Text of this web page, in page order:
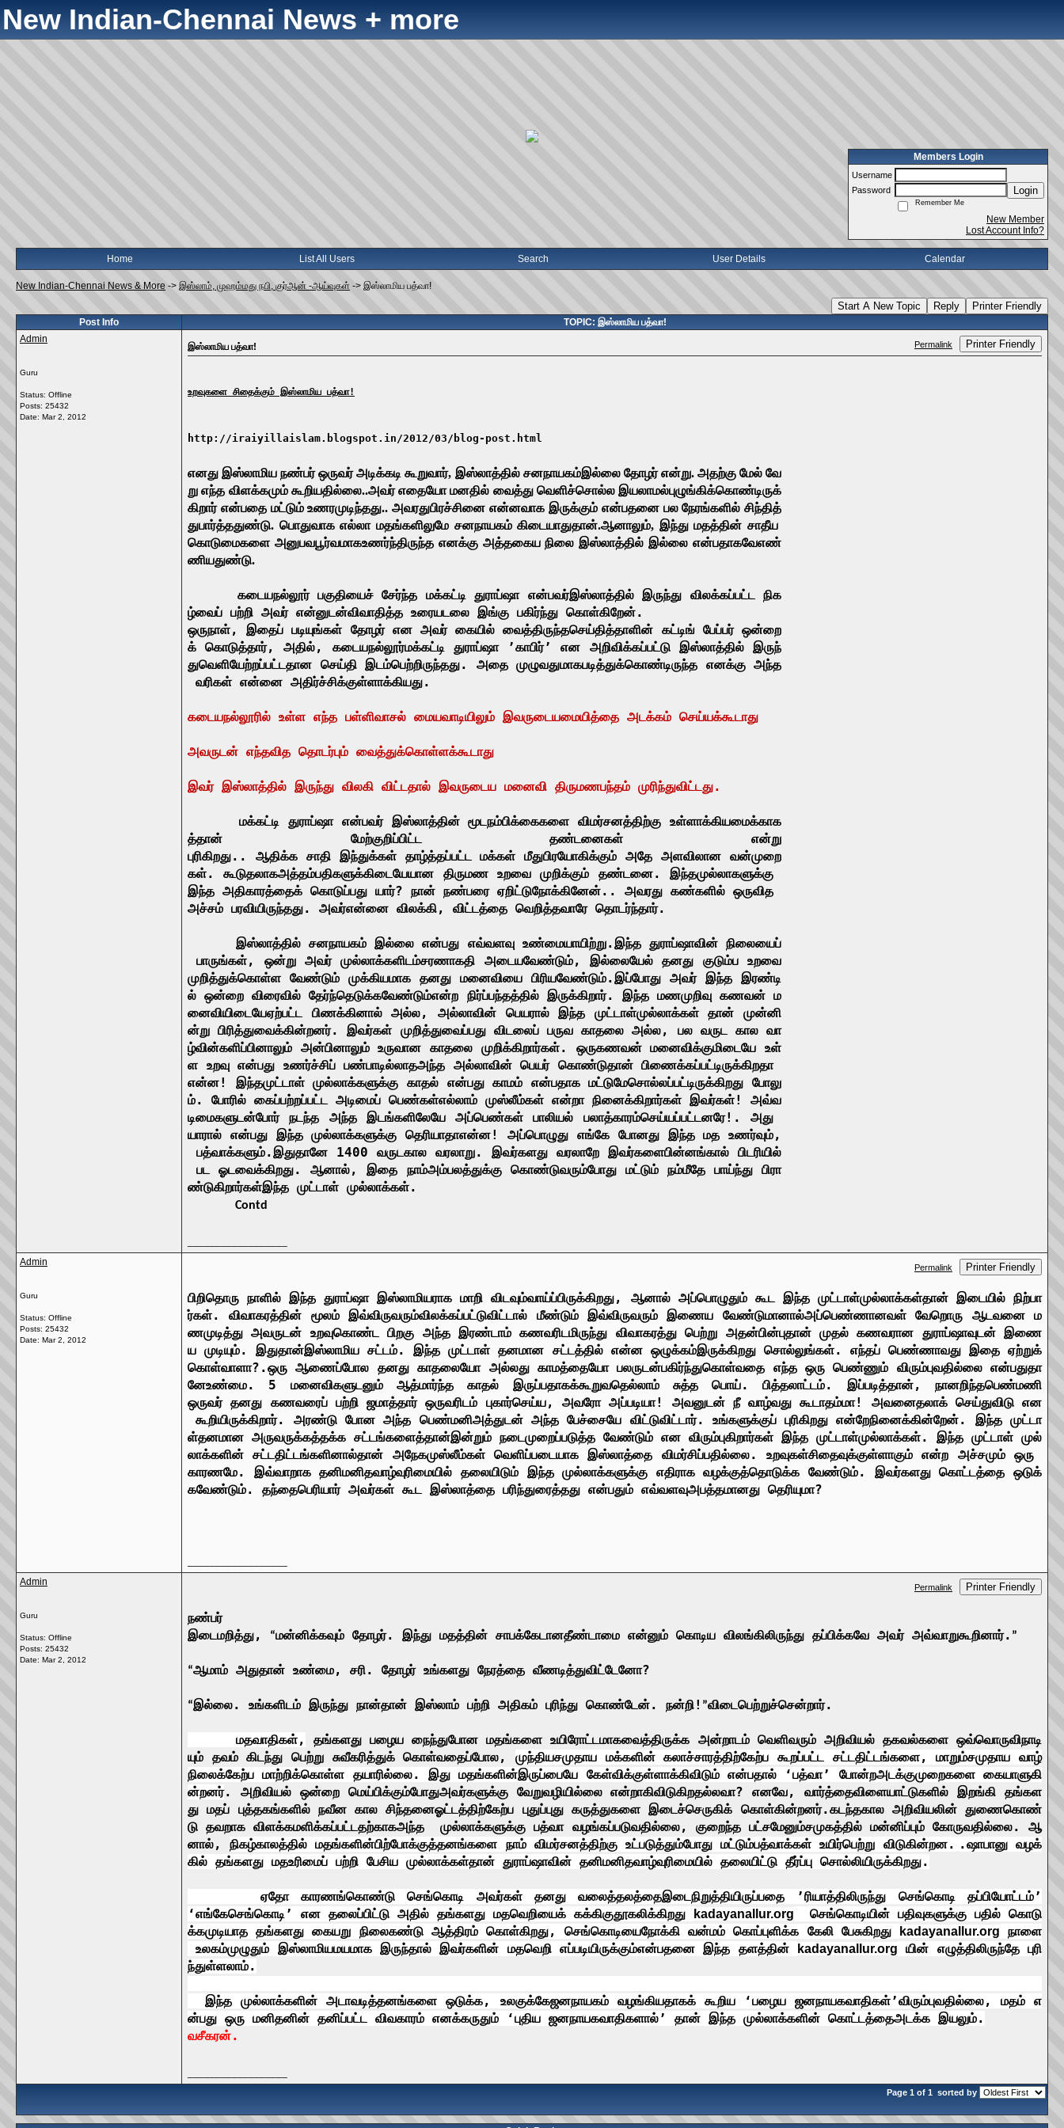
New Indian-Chennai News + more
Members Login
Username
Password
Login
Remember Me
New Member
Lost Account Info?
Home List All Users Search User Details Calendar
New Indian-Chennai News & More -> இஸ்லாம், முஹம்மது நபி, குர்ஆன் -ஆய்வுகள் -> இஸ்லாமிய பத்வா!
Start A New Topic Reply Printer Friendly
Post Info
TOPIC: இஸ்லாமிய பத்வா!
Admin
Guru
Status: Offline
Posts: 25432
Date: Mar 2, 2012
இஸ்லாமிய பத்வா! Permalink Printer Friendly
உறவுகளை சிதைக்கும் இஸ்லாமிய பத்வா!
http://iraiyillaislam.blogspot.in/2012/03/blog-post.html
எனது இஸ்லாமிய நண்பர் ஒருவர் அடிக்கடி கூறுவார், இஸ்லாத்தில் சனநாயகம்இல்லை தோழர் என்று. அதற்கு மேல் வே
று எந்த விளக்கமும் கூறியதில்லை..அவர் எதையோ மனதில் வைத்து வெளிச்சொல்ல இயலாமல்புழுங்கிக்கொண்டிருக்
கிறார் என்பதை மட்டும் உணரமுடிந்தது..அவரதுபிரச்சினை என்னவாக இருக்கும் என்பதனை பல நேரங்களில் சிந்தித்
துபார்த்ததுண்டு. பொதுவாக எல்லா மதங்களிலுமே சனநாயகம் கிடையாதுதான்.ஆனாலும், இந்து மதத்தின் சாதீய
கொடுமைகளை அனுபவபூர்வமாகஉணர்ந்திருந்த எனக்கு அத்தகைய நிலை இஸ்லாத்தில் இல்லை என்பதாகவேஎண்
ணியதுண்டு.
கடையநல்லூர் பகுதியைச் சேர்ந்த மக்கட்டி துராப்ஷா என்பவர்இஸ்லாத்தில் இருந்து விலக்கப்பட்ட நிக
ழ்வைப் பற்றி அவர் என்னுடன்விவாதித்த உரையடலை இங்கு பகிர்ந்து கொள்கிறேன்.
ஒருநாள்,இதைப் படியுங்கள் தோழர் என அவர் கையில் வைத்திருந்தசெய்தித்தாளின் கட்டிங் பேப்பர் ஒன்றை
க் கொடுத்தார்,அதில், கடையநல்லூர்மக்கட்டி துராப்ஷா ’காபிர்’என அறிவிக்கப்பட்டு இஸ்லாத்தில் இருந்
துவெளியேற்றப்பட்டதான செய்தி இடம்பெற்றிருந்தது. அதை முழுவதுமாகபடித்துக்கொண்டிருந்த எனக்கு அந்த
வரிகள் என்னை அதிர்ச்சிக்குள்ளாக்கியது.
கடையநல்லூரில் உள்ள எந்த பள்ளிவாசல் மையவாடியிலும் இவருடையமையித்தை அடக்கம் செய்யக்கூடாது
அவருடன் எந்தவித தொடர்பும் வைத்துக்கொள்ளக்கூடாது
இவர் இஸ்லாத்தில் இருந்து விலகி விட்டதால் இவருடைய மனைவி திருமணபந்தம் முரிந்துவிட்டது.
மக்கட்டி துராப்ஷா என்பவர் இஸ்லாத்தின் மூடநம்பிக்கைகளை விமர்சனத்திற்கு உள்ளாக்கியமைக்காக
த்தான்
மேற்குறிப்பிட்ட
தண்டனைகள் என்று
புரிகிறது. . ஆதிக்க சாதி இந்துக்கள் தாழ்த்தப்பட்ட மக்கள் மீதுபிரயோகிக்கும் அதே அளவிலான வன்முறை
கள்.கூடுதலாகஅத்தம்பதிகளுக்கிடையேயான திருமண உறவை முறிக்கும் தண்டனை.இந்தமுல்லாகளுக்கு
இந்த அதிகாரத்தைக் கொடுப்பது யார்? நான் நண்பரை ஏறிட்டுநோக்கினேன்.. அவரது கண்களில் ஒருவித
அச்சம் பரவியிருந்தது. அவர்என்னை விலக்கி, விட்டத்தை வெறித்தவாரே தொடர்ந்தார்.
இஸ்லாத்தில் சனநாயகம் இல்லை என்பது எவ்வளவு உண்மையாயிற்று.இந்த துராப்ஷாவின் நிலையைப்
பாருங்கள், ஒன்று அவர் முல்லாக்களிடம்சரணாகதி அடையவேண்டும்,இல்லையேல் தனது குடும்ப உறவை
முறித்துக்கொள்ள வேண்டும் முக்கியமாக தனது மனைவியை பிரியவேண்டும்.இப்போது அவர் இந்த இரண்டி
ல் ஒன்றை விரைவில் தேர்ந்தெடுக்கவேண்டும்என்ற நிர்ப்பந்தத்தில் இருக்கிறார். இந்த மணமுறிவு கணவன் ம
னைவியிடையேஏற்பட்ட பிணக்கினால் அல்ல, அல்லாவின் பெயரால் இந்த முட்டாள்முல்லாக்கள் தான்
முன்னி
ன்று பிரித்துவைக்கின்றனர்.இவர்கள் முறித்துவைப்பது விடலைப் பருவ காதலை அல்ல, பல வருட கால வா
ழ்வின்களிப்பினாலும் அன்பினாலும் உருவான காதலை முறிக்கிறார்கள். ஒருகணவன் மனைவிக்குமிடையே உள்
ள உறவு என்பது உணர்ச்சிப் பண்பாடில்லாதஅந்த அல்லாவின் பெயர் கொண்டுதான் பிணைக்கப்பட்டிருக்கிறதா
என்ன! இந்தமுட்டாள் முல்லாக்களுக்கு காதல் என்பது காமம் என்பதாக மட்டுமேசொல்லப்பட்டிருக்கிறது போலு
ம். போரில் கைப்பற்றப்பட்ட அடிமைப் பெண்கள்எல்லாம் முஸ்லீம்கள் என்றா நினைக்கிறார்கள் இவர்கள்! அவ்வ
டிமைகளுடன்போர் நடந்த அந்த இடங்களிலேயே அப்பெண்கள் பாலியல் பலாத்காரம்செய்யப்பட்டனரே!.அது
யாரால் என்பது இந்த முல்லாக்களுக்கு தெரியாதாஎன்ன!அப்பொழுது எங்கே போனது இந்த மத உணர்வும்,
பத்வாக்களும்.இதுதானே 1400 வருடகால வரலாறு. இவர்களது வரலாறே இவர்களைபின்னங்கால் பிடரியில்
பட ஓடவைக்கிறது.ஆனால்,இதை நாம்அம்பலத்துக்கு கொண்டுவரும்போது மட்டும் நம்மீதே பாய்ந்து பிரா
ண்டுகிறார்கள்இந்த முட்டாள் முல்லாக்கள்.
Contd
Admin
Guru
Status: Offline
Posts: 25432
Date: Mar 2, 2012
Permalink Printer Friendly
பிறிதொரு நாளில் இந்த துராப்ஷா இஸ்லாமியராக மாறி விடவும்வாய்ப்பிருக்கிறது, ஆனால் அப்பொழுதும் கூட இந்த முட்டாள்முல்லாக்கள்தான் இடையில் நிற்பா
ர்கள்.விவாகரத்தின் மூலம் இவ்விருவரும்விலக்கப்பட்டுவிட்டால் மீண்டும் இவ்விருவரும் இணைய வேண்டுமானால்அப்பெண்ணானவள் வேறொரு ஆடவனை
ம
ணமுடித்து அவருடன் உறவுகொண்ட பிறகு அந்த இரண்டாம் கணவரிடமிருந்து விவாகரத்து பெற்று அதன்பின்புதான் முதல் கணவரான துராப்ஷாவுடன் இணை
ய முடியும்.இதுதான்இஸ்லாமிய சட்டம்.இந்த முட்டாள் தனமான சட்டத்தில் என்ன ஒழுக்கம்இருக்கிறது சொல்லுங்கள். எந்தப் பெண்ணாவது இதை ஏற்றுக்
கொள்வாளா?.ஒரு ஆணைப்போல தனது காதலையோ அல்லது காமத்தையோ பலருடன்பகிர்ந்துகொள்வதை எந்த ஒரு பெண்ணும் விரும்புவதில்லை என்பதுதா
னேஉண்மை. 5 மனைவிகளுடனும் ஆத்மார்ந்த காதல் இருப்பதாகக்கூறுவதெல்லாம் சுத்த பொய்.பித்தலாட்டம். இப்படித்தான்,நானறிந்தபெண்மணி
ஒருவர் தனது கணவரைப் பற்றி ஜமாத்தார் ஒருவரிடம் புகார்செய்ய, அவரோ அப்படியா! அவனுடன் நீ வாழ்வது கூடாதம்மா! அவனைதலாக் செய்துவிடு என
கூறியிருக்கிறார். அரண்டு போன அந்த பெண்மனிஅத்துடன் அந்த பேச்சையே விட்டுவிட்டார். உங்களுக்குப் புரிகிறது என்றேநினைக்கின்றேன். இந்த முட்டா
ள்தனமான அருவருக்கத்தக்க சட்டங்களைத்தான்இன்றும் நடைமுறைப்படுத்த வேண்டும் என விரும்புகிறார்கள் இந்த முட்டாள்முல்லாக்கள். இந்த முட்டாள் முல்
லாக்களின் சட்டதிட்டங்களினால்தான் அநேகமுஸ்லீம்கள் வெளிப்படையாக இஸ்லாத்தை விமர்சிப்பதில்லை.உறவுகள்சிதைவுக்குள்ளாகும் என்ற அச்சமும் ஒரு
காரணமே. இவ்வாறாக தனிமனிதவாழ்வுரிமையில் தலையிடும் இந்த முல்லாக்களுக்கு எதிராக வழக்குத்தொடுக்க வேண்டும். இவர்களது கொட்டத்தை ஒடுக்
கவேண்டும். தந்தைபெரியார் அவர்கள் கூட இஸ்லாத்தை பரிந்துரைத்தது என்பதும் எவ்வளவுஅபத்தமானது தெரியுமா?
Admin
Guru
Status: Offline
Posts: 25432
Date: Mar 2, 2012
Permalink Printer Friendly
நண்பர்
இடைமறித்து, “மன்னிக்கவும் தோழர். இந்து மதத்தின் சாபக்கேடானதீண்டாமை என்னும் கொடிய விலங்கிலிருந்து தப்பிக்கவே அவர் அவ்வாறுகூறினார். ”
“ஆமாம் அதுதான் உண்மை, சரி. தோழர் உங்களது நேரத்தை வீணடித்துவிட்டேனோ?
“இல்லை. உங்களிடம் இருந்து நான்தான் இஸ்லாம் பற்றி அதிகம் புரிந்து கொண்டேன். நன்றி! ”விடைபெற்றுச்சென்றார்.
மதவாதிகள், தங்களது பழைய நைந்துபோன மதங்களை உயிரோட்டமாகவைத்திருக்க அன்றாடம் வெளிவரும் அறிவியல் தகவல்களை ஒவ்வொருவிநாடி
யும் தவம் கிடந்து பெற்று சுவீகரித்துக் கொள்வதைப்போல,முந்தியசமுதாய மக்களின் கலாச்சாரத்திற்கேற்ப கூறப்பட்ட சட்டதிட்டங்களை,மாறும்சமுதாய வாழ்
நிலைக்கேற்ப மாற்றிக்கொள்ள தயாரில்லை.இது மதங்களின்இருப்பையே கேள்விக்குள்ளாக்கிவிடும் என்பதால் ‘பத்வா’ போன்றஅடக்குமுறைகளை கையாளுகி
ன்றனர். அறிவியல் ஒன்றை மெய்பிக்கும்போதுஅவர்களுக்கு வேறுவழியில்லை என்றாகிவிடுகிறதல்லவா? எனவே,வார்த்தைவிளையாட்டுகளில் இறங்கி தங்கள
து மதப் புத்தகங்களில் நவீன கால சிந்தனைஓட்டத்திற்கேற்ப புதுப்புது கருத்துகளை இடைச்செருகிக் கொள்கின்றனர்.கடந்தகால அறிவியலின் துணைகொண்
டு தவறாக விளக்கமளிக்கப்பட்டதற்காகஅந்த முல்லாக்களுக்கு பத்வா வழங்கப்படுவதில்லை, குறைந்த பட்சமேனும்சமுகத்தில் மன்னிப்பும் கோருவதில்லை.ஆ
னால்,நிகழ்காலத்தில் மதங்களின்பிற்போக்குத்தனங்களை நாம் விமர்சனத்திற்கு உட்படுத்தும்போது மட்டும்பத்வாக்கள் உயிர்பெற்று விடுகின்றன. .ஷாபானு வழக்
கில் தங்களது மதஉரிமைப் பற்றி பேசிய முல்லாக்கள்தான் துராப்ஷாவின் தனிமனிதவாழ்வுரிமையில் தலையிட்டு தீர்ப்பு சொல்லியிருக்கிறது.
ஏதோ காரணங்கொண்டு செங்கொடி அவர்கள் தனது வலைத்தலத்தைஇடைநிறுத்தியிருப்பதை ’ரியாத்திலிருந்து செங்கொடி தப்பியோட்டம்’
‘எங்கேசெங்கொடி’ என தலைப்பிட்டு அதில் தங்களது மதவெறியைக் கக்கிகுதூகலிக்கிறது kadayanallur.org செங்கொடியின் பதிவுகளுக்கு பதில் கொடு
க்கமுடியாத தங்களது கையறு நிலைகண்டு ஆத்திரம் கொள்கிறது,செங்கொடியைநோக்கி வன்மம் கொப்புளிக்க கேலி பேசுகிறது kadayanallur.org
நாளை
உலகம்முழுதும் இஸ்லாமியமயமாக இருந்தால் இவர்களின் மதவெறி எப்படியிருக்கும்என்பதனை இந்த தளத்தின் kadayanallur.org யின் எழுத்திலிருந்தே புரி
ந்துள்ளலாம்.
இந்த முல்லாக்களின் அடாவடித்தனங்களை ஒடுக்க, உலகுக்கேஜனநாயகம் வழங்கியதாகக் கூறிய‘பழைய ஜனநாயகவாதிகள்’விரும்புவதில்லை,மதம் எ
ன்பது ஒரு மனிதனின் தனிப்பட்ட விவகாரம் எனக்கருதும் ‘புதிய ஜனநாயகவாதிகளால்’ தான் இந்த முல்லாக்களின் கொட்டத்தைஅடக்க இயலும்.
வசீகரன்.
Page 1 of 1 sorted by